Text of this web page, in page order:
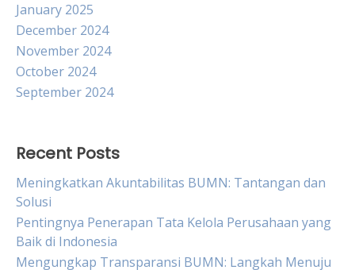
January 2025
December 2024
November 2024
October 2024
September 2024
Recent Posts
Meningkatkan Akuntabilitas BUMN: Tantangan dan
Solusi
Pentingnya Penerapan Tata Kelola Perusahaan yang
Baik di Indonesia
Mengungkap Transparansi BUMN: Langkah Menuju